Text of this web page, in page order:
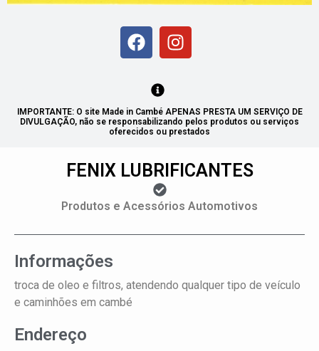
IMPORTANTE: O site Made in Cambé APENAS PRESTA UM SERVIÇO DE
DIVULGAÇÃO, não se responsabilizando pelos produtos ou serviços
oferecidos ou prestados
FENIX LUBRIFICANTES
Produtos e Acessórios Automotivos
Informações
troca de oleo e filtros, atendendo qualquer tipo de veículo
e caminhões em cambé
Endereço